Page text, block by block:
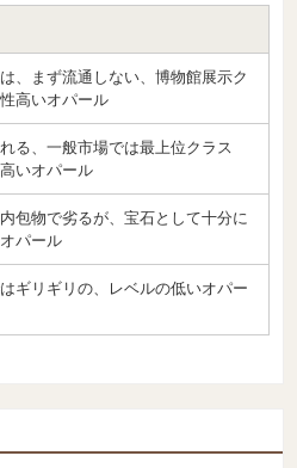
、まず流通しない、博物館展示ク
高いオパール
る、一般市場では最上位クラス
いオパール
包物で劣るが、宝石として十分に
パール
ギリギリの、レベルの低いオパー